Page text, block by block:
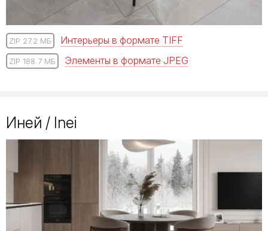
ZIP 27.2 МБ Интерьеры в формате TIFF
ZIP 188.7 МБ Элементы в формате JPEG
Иней / Inei